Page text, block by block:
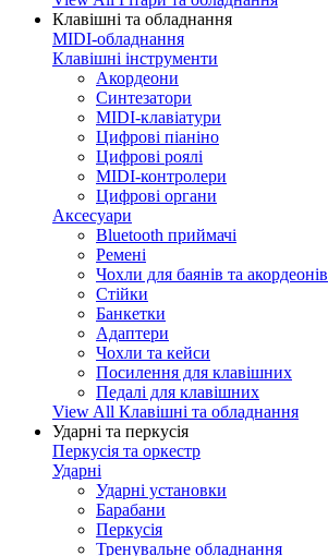
Клавішні та обладнання
MIDI-обладнання
Клавішні інструменти
Акордеони
Синтезатори
MIDI-клавіатури
Цифрові піаніно
Цифрові роялі
MIDI-контролери
Цифрові органи
Аксесуари
Bluetooth приймачі
Ремені
Чохли для баянів та акордеонів
Стійки
Банкетки
Адаптери
Чохли та кейси
Посилення для клавішних
Педалі для клавішних
View All Клавішні та обладнання
Ударні та перкусія
Перкусія та оркестр
Ударні
Ударні установки
Барабани
Перкусія
Тренувальне обладнання